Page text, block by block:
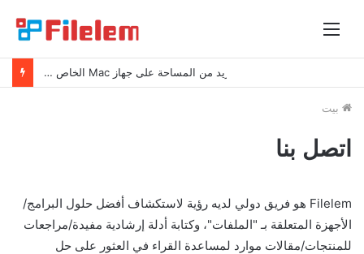
نصائح بسيطة لتوفير المزيد من المساحة على جهاز Mac الخاص بك
بيت
اتصل بنا
Filelem هو فريق دولي لديه رؤية لاستكشاف أفضل حلول البرامج/
الأجهزة المتعلقة بـ "الملفات"، وكتابة أدلة إرشادية مفيدة/مراجعات
للمنتجات/مقالات موارد لمساعدة القراء في العثور على حل